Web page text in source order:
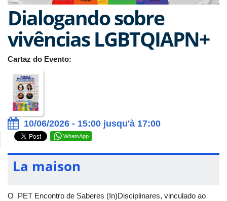
Dialogando sobre
vivências LGBTQIAPN+
Cartaz do Evento:
10/06/2026 - 15:00 jusqu'à 17:00
WhatsApp
La maison
O PET Encontro de Saberes (In)Disciplinares, vinculado ao